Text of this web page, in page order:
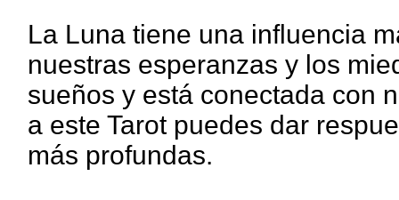
La Luna tiene una influencia
nuestras esperanzas y los
sueños y está conectada con
a este Tarot puedes dar
más profundas.